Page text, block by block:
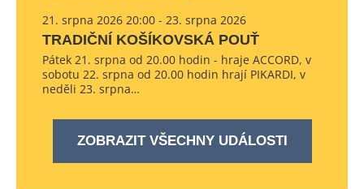
21. srpna 2026 20:00 - 23. srpna 2026
TRADIČNÍ KOŠÍKOVSKÁ POUŤ
Pátek 21. srpna od 20.00 hodin - hraje ACCORD, v
sobotu 22. srpna od 20.00 hodin hrají PIKARDI, v
neděli 23. srpna…
ZOBRAZIT VŠECHNY UDÁLOSTI